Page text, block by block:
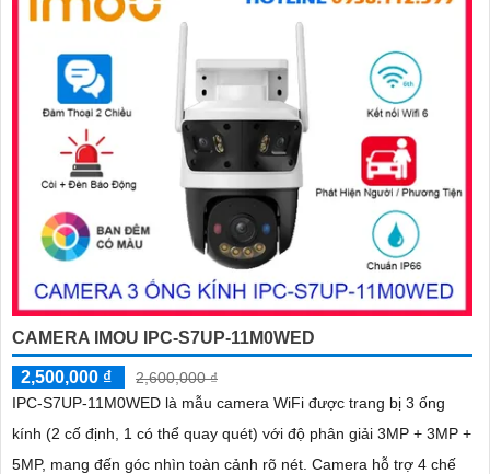
CAMERA IMOU IPC-S7UP-11M0WED
2,500,000 ₫
2,600,000 ₫
IPC-S7UP-11M0WED là mẫu camera WiFi được trang bị 3 ống
kính (2 cố định, 1 có thể quay quét) với độ phân giải 3MP + 3MP +
5MP, mang đến góc nhìn toàn cảnh rõ nét. Camera hỗ trợ 4 chế